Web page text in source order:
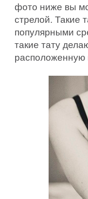
фото ниже вы
стрелой. Такие
популярными
такие тату
расположенную